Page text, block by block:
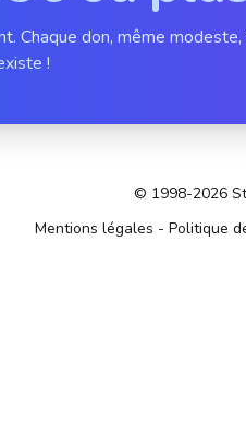
Chaque don, même
!
© 1998-2026
Mentions légales - Politique